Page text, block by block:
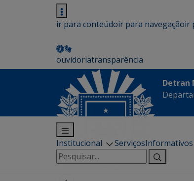
ir para conteúdoir para navegaçãoir
ouvidoriatransparência
Detran
Institucional ServiçosInformativos
Pesquisar
por: